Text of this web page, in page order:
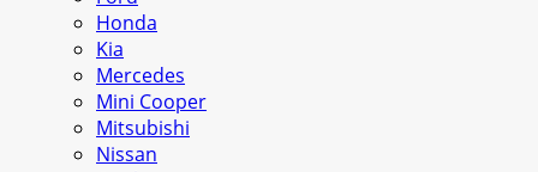
Honda
Kia
Mercedes
Mini Cooper
Mitsubishi
Nissan